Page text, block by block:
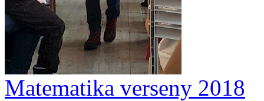
Matematika verseny 2018